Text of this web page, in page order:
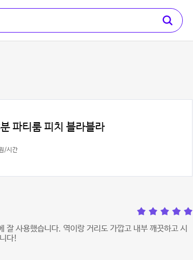
파티룸 피치 블라블라
/시간
잘 사용했습니다. 역이랑 거리도 가깝고 내부 깨끗하고 시
다!